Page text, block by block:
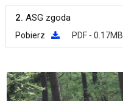
2. ASG zgoda
Pobierz PDF - 0.17MB